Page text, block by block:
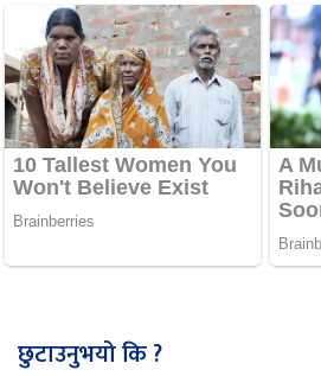
छुटाउनुभयो कि ?